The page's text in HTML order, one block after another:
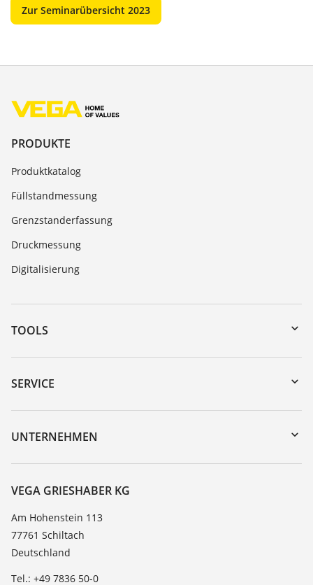
Zur Seminarübersicht 2023
PRODUKTE
Produktkatalog
Füllstandmessung
Grenzstanderfassung
Druckmessung
Digitalisierung
TOOLS
Download-Center
Gerätesuche (Seriennummer)
DTM Collection/PACTware
SERVICE
Geräterücksendung
Trainings
Beständigkeitsliste
TeamViewer
UNTERNEHMEN
Karriere
Über VEGA
Kontakt
News
Presse
VEGA GRIESHABER KG
Am Hohenstein 113
77761 Schiltach
Deutschland
Tel.: +49 7836 50-0